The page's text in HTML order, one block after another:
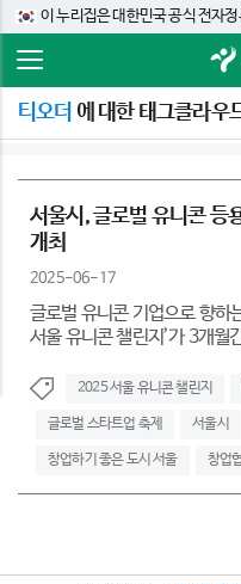
이 누리집은 대한민국 공식 전자
티오더 에 대한 태그클라우
서울시, 글로벌 유니콘
개최
2025-06-17
글로벌 유니콘 기업으로 향하
서울 유니콘 챌린지’가 3개월
2025 서울 유니콘 챌린지
글로벌 스타트업 축제 서울시
창업하기 좋은 도시 서울 창업